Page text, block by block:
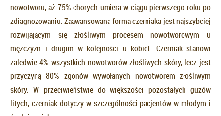
nowotworu, aż 75% chorych umiera w ciągu pierwszego roku po
zdiagnozowaniu. Zaawansowana forma czerniaka jest najszybciej
rozwijającym się złośliwym procesem nowotworowym u
mężczyzn i drugim w kolejności u kobiet. Czerniak stanowi
zaledwie 4% wszystkich nowotworów złośliwych skóry, lecz jest
przyczyną 80% zgonów wywołanych nowotworem złośliwym
skóry. W przeciwieństwie do większości pozostałych guzów
litych, czerniak dotyczy w szczególności pacjentów w młodym i